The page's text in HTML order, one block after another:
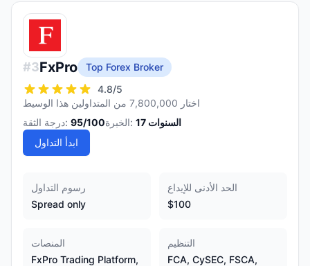
#3FxPro
Top Forex Broker
4.8/5
اختار 7,800,000 من المتداولين هذا الوسيط
درجة الثقة: 95/100 الخبرة: 17 السنوات
ابدأ التداول
رسوم التداول
Spread only
الحد الأدنى للإيداع
$100
المنصات
FxPro Trading Platform,
التنظيم
FCA, CySEC, FSCA,